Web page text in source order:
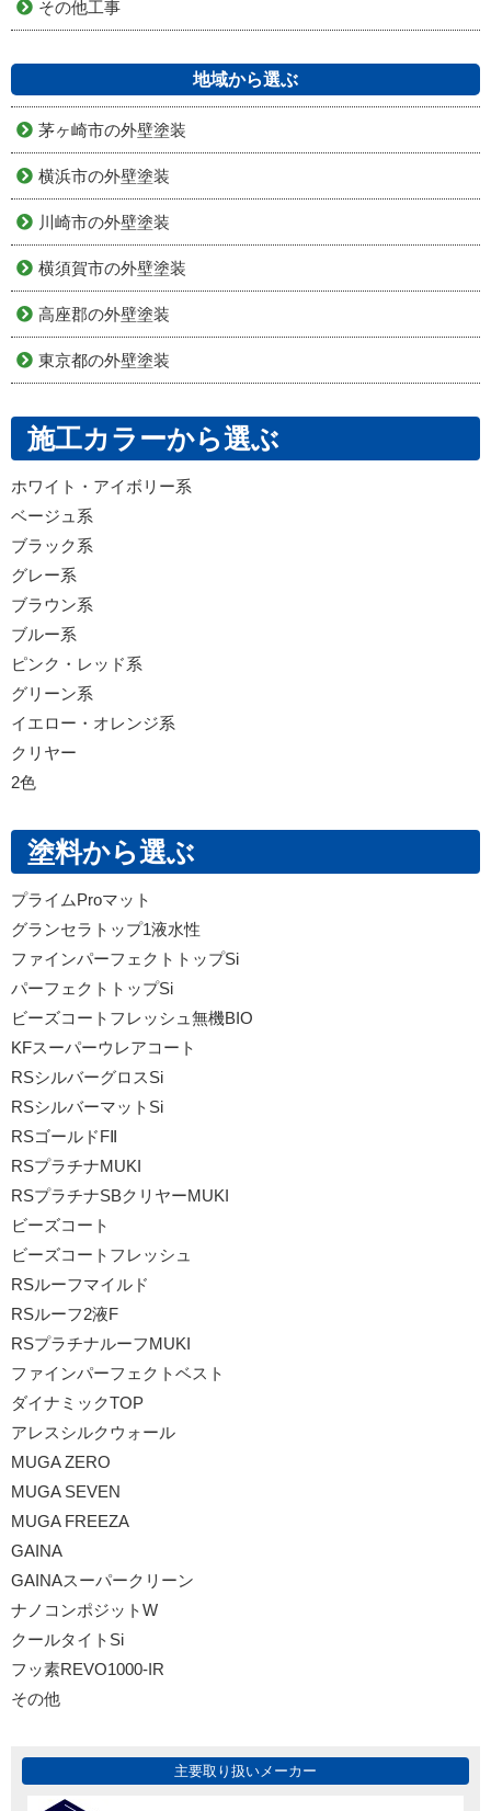
その他工事
地域から選ぶ
茅ヶ崎市の外壁塗装
横浜市の外壁塗装
川崎市の外壁塗装
横須賀市の外壁塗装
高座郡の外壁塗装
東京都の外壁塗装
施工カラーから選ぶ
ホワイト・アイボリー系
ベージュ系
ブラック系
グレー系
ブラウン系
ブルー系
ピンク・レッド系
グリーン系
イエロー・オレンジ系
クリヤー
2色
塗料から選ぶ
プライムProマット
グランセラトップ1液水性
ファインパーフェクトトップSi
パーフェクトトップSi
ビーズコートフレッシュ無機BIO
KFスーパーウレアコート
RSシルバーグロスSi
RSシルバーマットSi
RSゴールドFⅡ
RSプラチナMUKI
RSプラチナSBクリヤーMUKI
ビーズコート
ビーズコートフレッシュ
RSルーフマイルド
RSルーフ2液F
RSプラチナルーフMUKI
ファインパーフェクトベスト
ダイナミックTOP
アレスシルクウォール
MUGA ZERO
MUGA SEVEN
MUGA FREEZA
GAINA
GAINAスーパークリーン
ナノコンポジットW
クールタイトSi
フッ素REVO1000-IR
その他
主要取り扱いメーカー